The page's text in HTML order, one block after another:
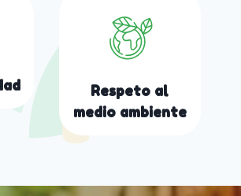
Respeto al
medio ambiente